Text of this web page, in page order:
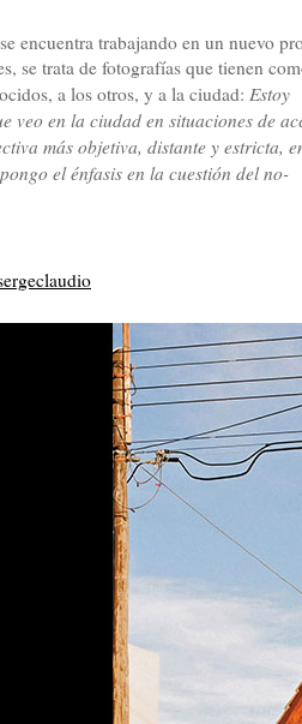
encuentra trabajando en un nuevo
se trata de fotografías que tienen
a los otros, y a la ciudad: Estoy
veo en la ciudad en situaciones de
más objetiva, distante y estricta,
el énfasis en la cuestión del no-